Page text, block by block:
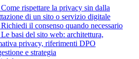
rispettare la privacy sin dalla
di un sito o servizio digitale
il consenso quando necessario
basi del sito web: architettura,
privacy, riferimenti DPO
e strategia